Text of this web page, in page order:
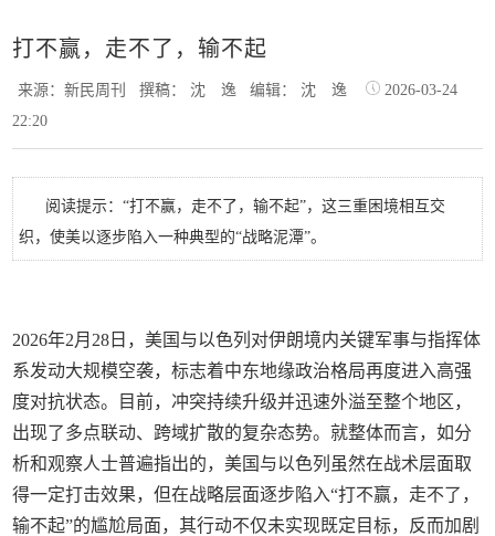
打不赢，走不了，输不起
来源：新民周刊撰稿： 沈 逸 编辑： 沈 逸
2026-03-24
22:20
阅读提示：“打不赢，走不了，输不起”，这三重困境相互交
织，使美以逐步陷入一种典型的“战略泥潭”。
2026年2月28日，美国与以色列对伊朗境内关键军事与指挥体
系发动大规模空袭，标志着中东地缘政治格局再度进入高强
度对抗状态。目前，冲突持续升级并迅速外溢至整个地区，
出现了多点联动、跨域扩散的复杂态势。就整体而言，如分
析和观察人士普遍指出的，美国与以色列虽然在战术层面取
得一定打击效果，但在战略层面逐步陷入“打不赢，走不了，
输不起”的尴尬局面，其行动不仅未实现既定目标，反而加剧